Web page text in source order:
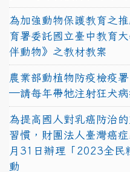
為加強動物保護教育之
育署委託國立臺中教育
伴動物》之教材教案
農業部動植物防疫檢疫
—請每年帶牠注射狂犬病
為提高國人對乳癌防治
習慣，財團法人臺灣癌
月31日辦理「2023全民
動